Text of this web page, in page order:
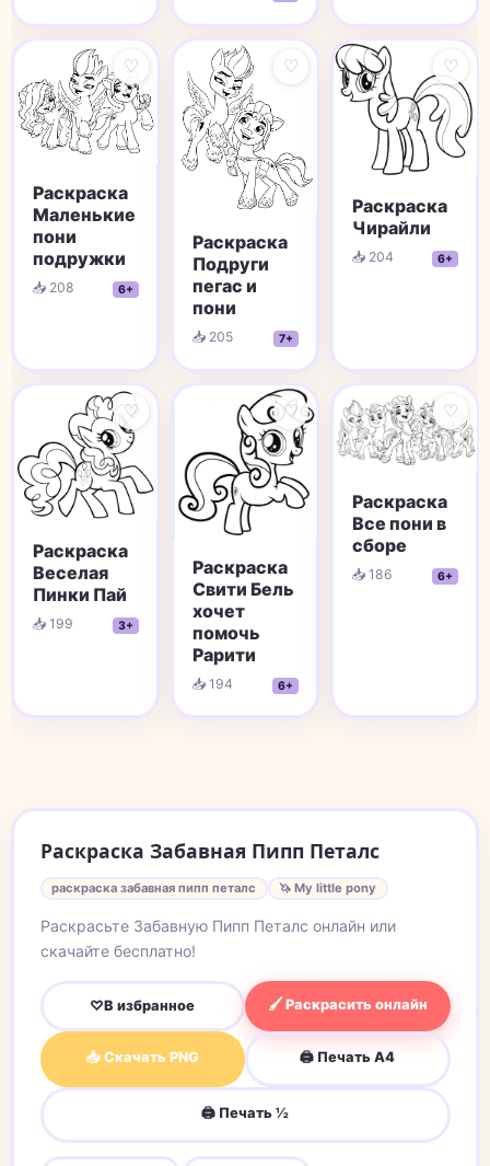
♡
Раскраска
Маленькие
пони
подружки
📥 208 6+
♡
Раскраска
Подруги
пегас и
пони
📥 205 7+
♡
Раскраска
Чирайли
📥 204 6+
♡
Раскраска
Веселая
Пинки Пай
📥 199 3+
♡
Раскраска
Свити Бель
хочет
помочь
Рарити
📥 194 6+
♡
Раскраска
Все пони в
сборе
📥 186 6+
Раскраска Забавная Пипп Петалс
раскраска забавная пипп петалс 🦄 My little pony
Раскрасьте Забавную Пипп Петалс онлайн или
скачайте бесплатно!
♡В избранное 🖌 Раскрасить онлайн
📥 Скачать PNG 🖨 Печать A4
🖨 Печать ½